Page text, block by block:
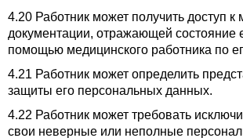
4.20 Работник может получить доступ к
документации, отражающей состояние
помощью медицинского работника по
4.21 Работник может определить
защиты его персональных данных.
4.22 Работник может требовать
свои неверные или неполные